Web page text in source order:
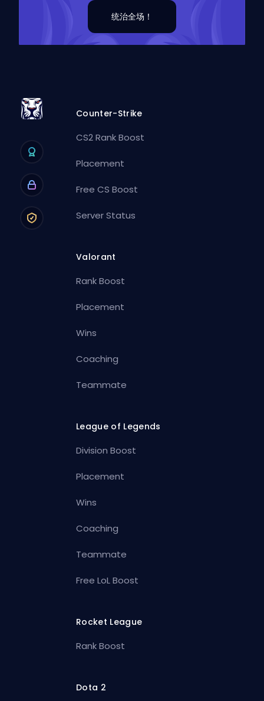
统治全场！
Counter-Strike
CS2 Rank Boost
Placement
Free CS Boost
Server Status
Valorant
Rank Boost
Placement
Wins
Coaching
Teammate
League of Legends
Division Boost
Placement
Wins
Coaching
Teammate
Free LoL Boost
Rocket League
Rank Boost
Dota 2